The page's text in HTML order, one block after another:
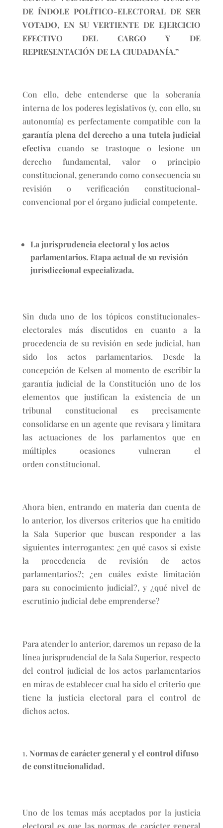
DE ÍNDOLE POLÍTICO-ELECTORAL DE SER
VOTADO, EN SU VERTIENTE DE EJERCICIO
EFECTIVO DEL CARGO Y DE
REPRESENTACIÓN DE LA CIUDADANÍA.”
Con ello, debe entenderse que la soberanía
interna de los poderes legislativos (y, con ello, su
autonomía) es perfectamente compatible con la
garantía plena del derecho a una tutela judicial
efectiva cuando se trastoque o lesione un
derecho fundamental, valor o principio
constitucional, generando como consecuencia su
revisión o verificación constitucional-
convencional por el órgano judicial competente.
La jurisprudencia electoral y los actos
parlamentarios. Etapa actual de su revisión
jurisdiccional especializada.
Sin duda uno de los tópicos constitucionales-
electorales más discutidos en cuanto a la
procedencia de su revisión en sede judicial, han
sido los actos parlamentarios. Desde la
concepción de Kelsen al momento de escribir la
garantía judicial de la Constitución uno de los
elementos que justifican la existencia de un
tribunal constitucional es precisamente
consolidarse en un agente que revisara y limitara
las actuaciones de los parlamentos que en
múltiples ocasiones vulneran el
orden constitucional.
Ahora bien, entrando en materia dan cuenta de
lo anterior, los diversos criterios que ha emitido
la Sala Superior que buscan responder a las
siguientes interrogantes: ¿en qué casos si existe
la procedencia de revisión de actos
parlamentarios?; ¿en cuáles existe limitación
para su conocimiento judicial?, y ¿qué nivel de
escrutinio judicial debe emprenderse?
Para atender lo anterior, daremos un repaso de la
línea jurisprudencial de la Sala Superior, respecto
del control judicial de los actos parlamentarios
en miras de establecer cual ha sido el criterio que
tiene la justicia electoral para el control de
dichos actos.
Normas de carácter general y el control difuso
de constitucionalidad.
Uno de los temas más aceptados por la justicia
electoral es que las normas de carácter general